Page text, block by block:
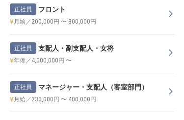
正社員 フロント
月給／200,000円 〜 300,000円
正社員 支配人・副支配人・女将
年俸／4,000,000円 〜
正社員 マネージャー・支配人（客室部門）
月給／230,000円 〜 400,000円